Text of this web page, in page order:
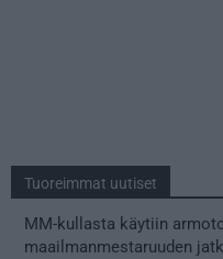
Tuoreimmat uutiset
MM-kullasta käytiin
maailmanmestaruuden